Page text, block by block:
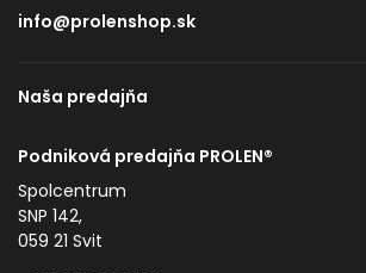
info@prolenshop.sk
Naša predajňa
Podniková predajňa PROLEN®
Spolcentrum
SNP 142,
059 21 Svit